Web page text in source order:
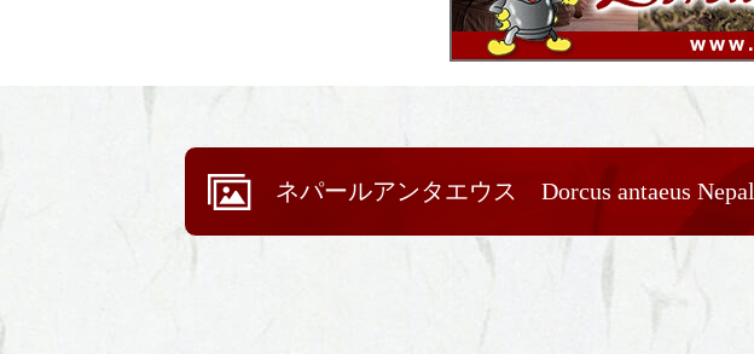
ネパールアンタエウス Dorcus antaeus Nepal